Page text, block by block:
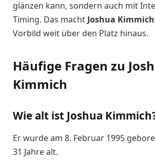
glänzen kann, sondern auch mit
Timing. Das macht Joshua Kimmich
Vorbild weit über den Platz hinaus.
Häufige Fragen zu
Kimmich
Wie alt ist Joshua
Er wurde am 8. Februar 1995
31 Jahre alt.